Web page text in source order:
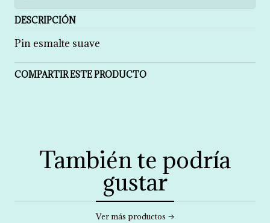
DESCRIPCIÓN
Pin esmalte suave
COMPARTIR ESTE PRODUCTO
También te podría
gustar
Ver más productos